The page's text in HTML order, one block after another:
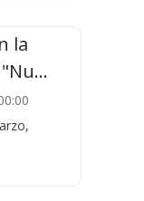
la